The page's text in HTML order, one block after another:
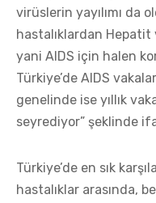
virüslerin yayılımı da
hastalıklardan Hepatit
yani AIDS için halen
Türkiye’de AIDS
genelinde ise yıllık
seyrediyor” şeklinde
Türkiye’de en sık
hastalıklar arasında,